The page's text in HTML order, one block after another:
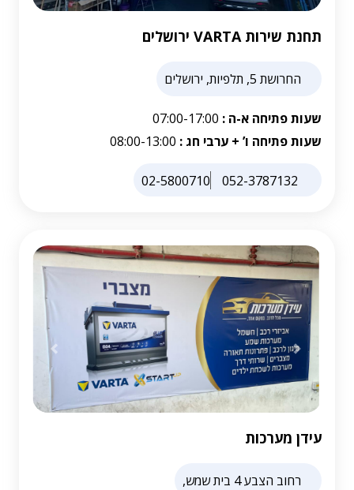
תחנת שירות VARTA ירושלים
החרושת 5, תלפיות, ירושלים
שעות פתיחה א-ה : 07:00-17:00
שעות פתיחה ו’ + ערבי חג : 08:00-13:00
052-3787132
02-5800710
עידן מערכות
רחוב הצבע 4 בית שמש,